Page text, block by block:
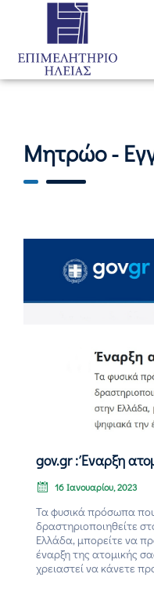
Αρχική
Πληροφόρηση
Προγράμματα
Μητρώο -
gov.gr : Έναρξη
16 Ιανουαρίου, 2023
Τα φυσικά πρόσωπα
δραστηριοποιηθείτε
Ελλάδα, μπορείτε να
έναρξη της ατομικής
χρειαστεί να κάνετε